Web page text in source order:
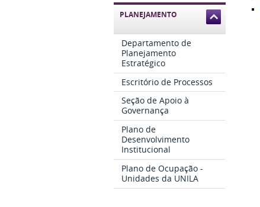
PLANEJAMENTO
Departamento de
Planejamento
Estratégico
Escritório de Processos
Seção de Apoio à
Governança
Plano de
Desenvolvimento
Institucional
Plano de Ocupação -
Unidades da UNILA